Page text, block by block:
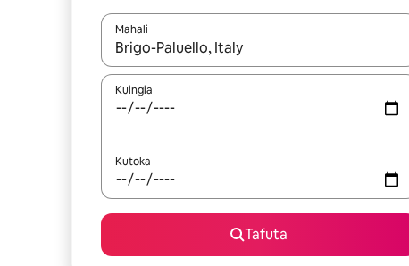
Mahali
Wakati matokeo yanapatikana, vinjari kwa
Kuingia
Kutoka
Tafuta